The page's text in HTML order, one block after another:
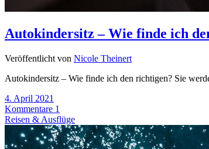
Autokindersitz – Wie finde ich
Veröffentlicht von Nicole Theinert
Autokindersitz – Wie finde ich den richtigen? Sie
4. April 2021
Kommentare 1
Reisen & Ausflüge